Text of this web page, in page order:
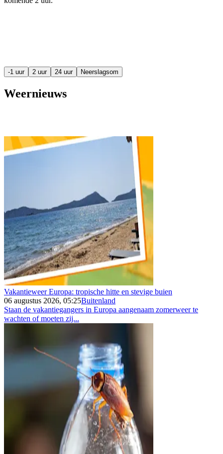
-1 uur 2 uur 24 uur Neerslagsom
Weernieuws
Vakantieweer Europa: tropische hitte en stevige buien
06 augustus 2026, 05:25Buitenland
Staan de vakantiegangers in Europa aangenaam zomerweer te
wachten of moeten zij...